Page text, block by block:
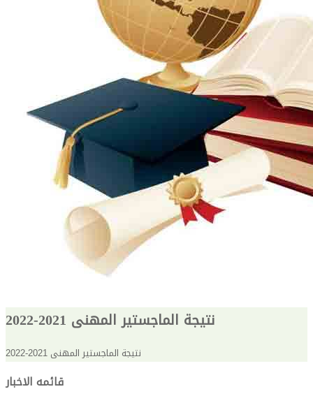
نتيجة الماجستير المهنى 2021-2022
نتيجة الماجستير المهنى 2021-2022
قائمه الاخبار